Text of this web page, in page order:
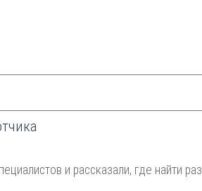
и рассказали, где найти